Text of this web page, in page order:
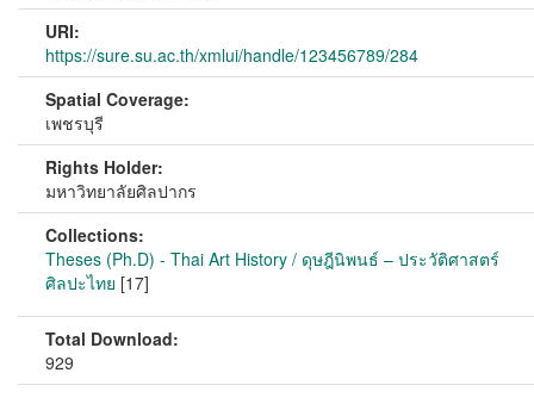
URI:
https://sure.su.ac.th/xmlui/handle/123456789/284
Spatial Coverage:
เพชรบุรี
Rights Holder:
มหาวิทยาลัยศิลปากร
Collections:
Theses (Ph.D) - Thai Art History / ดุษฎีนิพนธ์ – ประวัติศาสตร์
ศิลปะไทย [17]
Total Download:
929